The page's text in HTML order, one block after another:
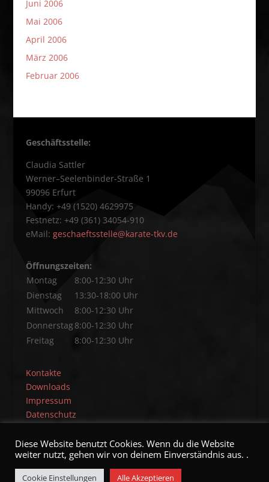
Juni 2006
Mai 2006
April 2006
März 2006
Februar 2006
Geschäftsstelle:
Claudia Sattler
Werner–Seelenbinder-Straße 1
99096 Erfurt
Handy: +49 (1520) 4629975
Festnetz: +49 (361) 34054-910
eMail: geschaeftsstelle@karate-tkv.de
Öffnungszeiten:
Montag
8:00-12:30 Uhr
Dienstag
13:30-18:00 Uhr
Mittwoch
8:00-12:30 Uhr
Donnerstag 8:00-12:30 Uhr
Freitag
8:00-12:30 Uhr
Kontakte
Downloads
Impressum
Datenschutz
Diese Website benutzt Cookies. Wenn du die Website
weiter nutzt, gehen wir von deinem Einverständnis aus. .
Cookie Einstellungen Alle Akzeptieren